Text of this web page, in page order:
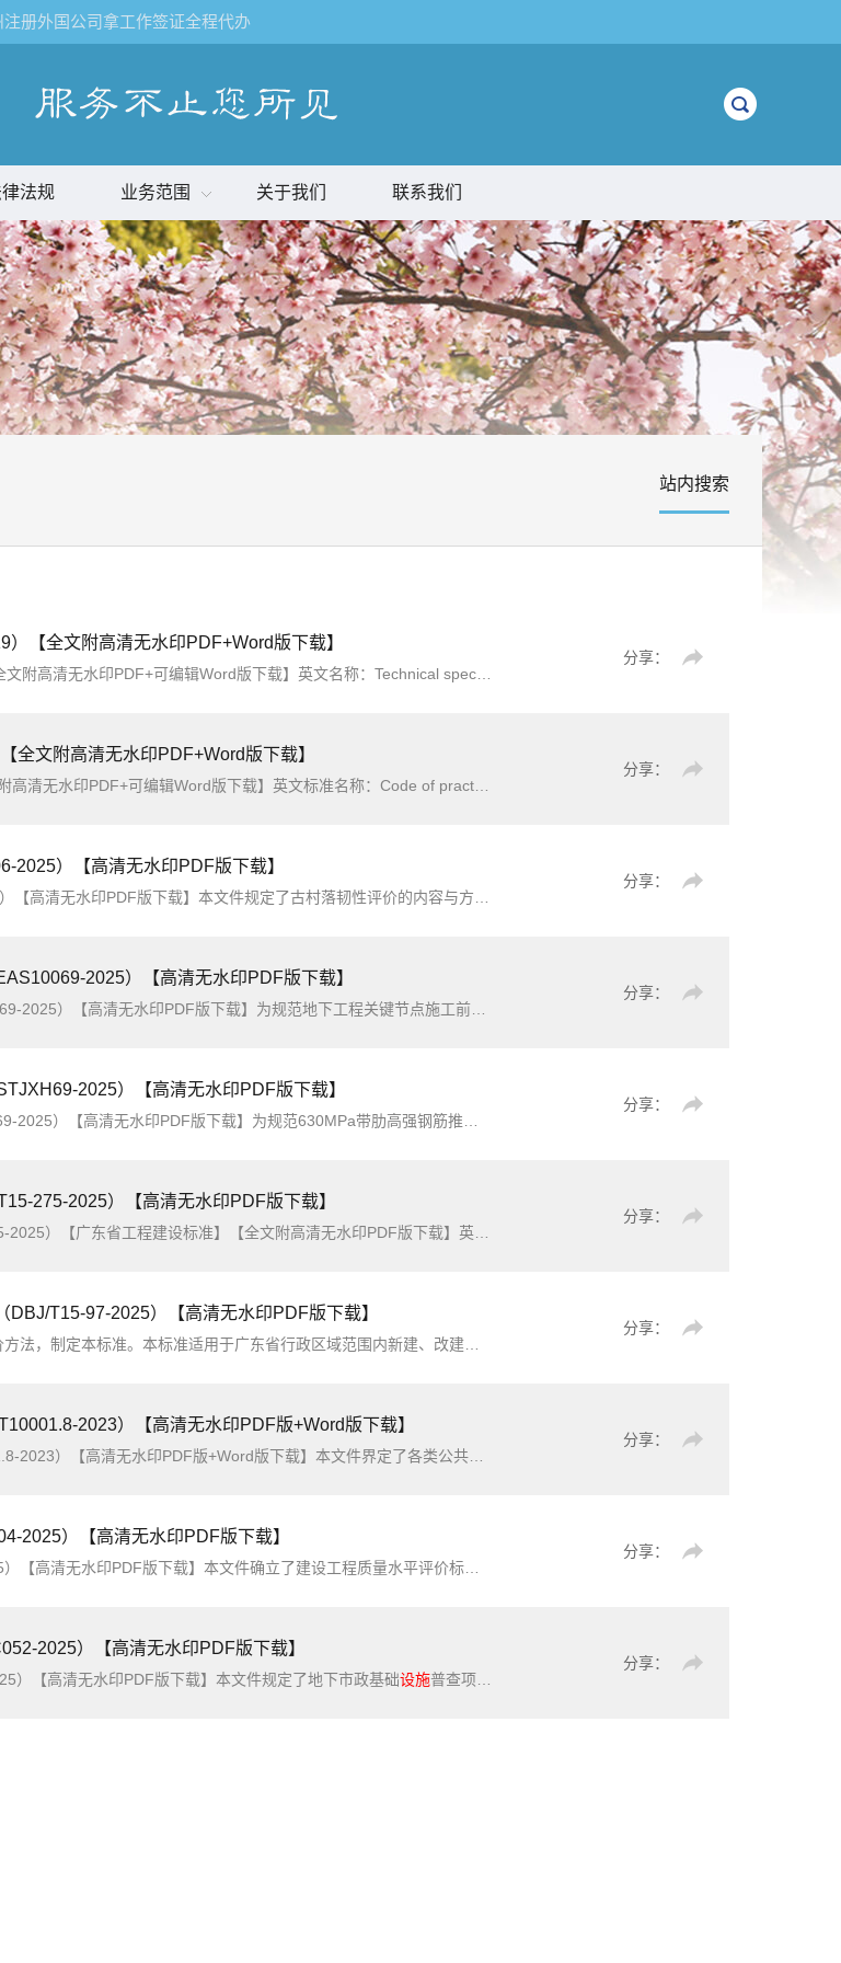
注册外国公司拿工作签证全程代办
法规 业务范围 关于我们 联系我们
站内搜索
【全文附高清无水印PDF+Word版下载】
分享：
全文附高清无水印PDF+Word版下载】
文标准名称：Code of practice for construction and acceptance hydrological infrastructure project标准简介：为规范水文
分享：
2025）【高清无水印PDF版下载】
分享：
2025）【高清无水印PDF版下载】
分享：
2025）【高清无水印PDF版下载】
分享：
275-2025）【高清无水印PDF版下载】
全文附高清无水印PDF版下载】英文名称：Technical standard for building fire prevention and fire protection facilities Internet of
分享：
DBJ/T15-97-2025）【高清无水印PDF版下载】
本标准。本标准适用于广东省行政区域范围内新建、改建、扩建、加固和拆除的房屋建筑工程及市政基础
分享：
2023）【高清无水印PDF版+Word版下载】
分享：
2025）【高清无水印PDF版下载】
分享：
2025）【高清无水印PDF版下载】
）【高清无水印PDF版下载】本文件规定了地下市政基础设施普查项目中监理工作的基本规定、项目监理部及工作要求、项目准备监理、项目进度与安全管理监理、项目质量监理、项目工作量确认与成果资料监理、监理工作总结与监理资料整理等。本文件适用于地下市政基础
分享：